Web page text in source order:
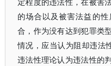
的场合以及被害法益的
合，作为没有达到犯罪类
情况，应当认为阻却违法
违法性理论认为违法性的